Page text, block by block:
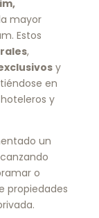
mayor
Estos
,
y
en
y
un
o
propiedades